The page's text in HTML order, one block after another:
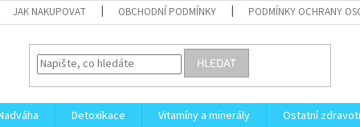
JAK NAKUPOVAT OBCHODNÍ PODMÍNKY PODMÍNKY OCHRANY
HLEDAT
Detoxikace Vitamíny a minerály Ostatní